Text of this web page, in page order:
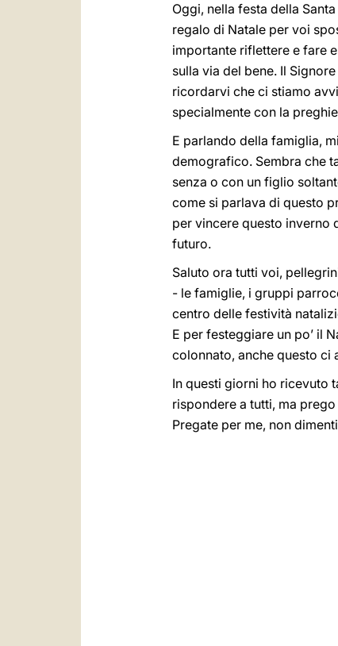
Oggi, nella festa della
regalo di Natale per voi
importante riflettere e fare
sulla via del bene. Il
ricordarvi che ci stiamo
specialmente con la
E parlando della famiglia,
demografico. Sembra che
senza o con un figlio
come si parlava di questo
per vincere questo inverno
futuro.
Saluto ora tutti voi,
- le famiglie, i gruppi
centro delle festività
E per festeggiare un po’ il
colonnato, anche questo ci
In questi giorni ho ricevuto
rispondere a tutti, ma
Pregate per me, non